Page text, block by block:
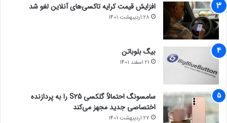
افزایش قیمت کرایه تاکسی‌های آنلاین لغو شد
28 اردیبهشت 1401
بیگ بلوباتن
21 اسفند 1401
سامسونگ احتمالاً گلکسی S25 را به پردازنده
اختصاصی جدید مجهز می‌کند
27 اردیبهشت 1401